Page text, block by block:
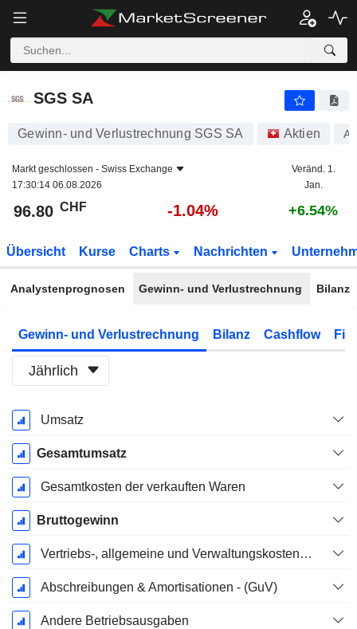
SGS SA
SGS SA
Gewinn- und Verlustrechnung SGS SA Aktien
Markt geschlossen - Swiss Exchange
17:30:14 06.08.2026
Veränd. 1.
Jan.
96.80 CHF -1.04% +6.54%
Übersicht Kurse Charts Nachrichten
Analystenprognosen Gewinn- und Verlustrechnung Bilanz
Gewinn- und Verlustrechnung Bilanz Cashflow
Jährlich
Ende d.
Geschäftsjahres:
Dezember
Umsatz
Gesamtumsatz
Gesamtkosten der verkauften Waren
Bruttogewinn
Vertriebs-, allgemeine und Verwaltungskosten, Gesamt
Abschreibungen & Amortisationen - (GuV)
Andere Betriebsausgaben